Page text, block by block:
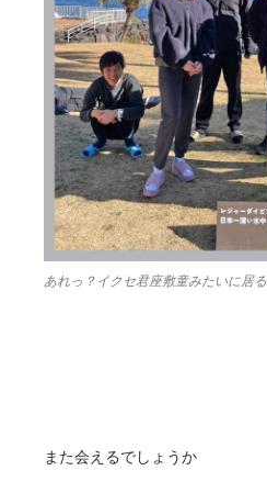
あれっ？イクセ君座敷童みたいに居る
また会えるでしょうか